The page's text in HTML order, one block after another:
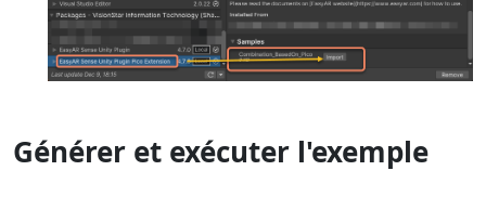
Générer et exécuter l'exemple